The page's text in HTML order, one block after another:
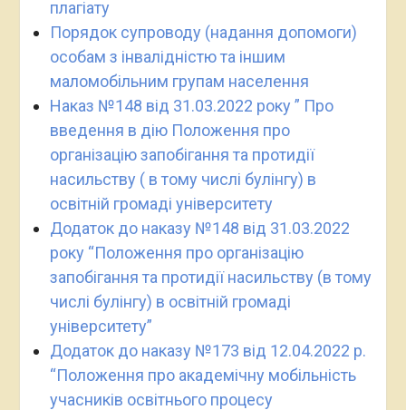
плагіату
Порядок супроводу (надання допомоги)
особам з інвалідністю та іншим
маломобільним групам населення
Наказ №148 від 31.03.2022 року ” Про
введення в дію Положення про
організацію запобігання та протидії
насильству ( в тому числі булінгу) в
освітній громаді університету
Додаток до наказу №148 від 31.03.2022
року “Положення про організацію
запобігання та протидії насильству (в тому
числі булінгу) в освітній громаді
університету”
Додаток до наказу №173 від 12.04.2022 р.
“Положення про академічну мобільність
учасників освітнього процесу